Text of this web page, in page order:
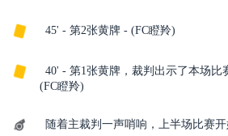
45' - 第2张黄牌 - (FC瞪羚)
40' - 第1张黄牌，裁判出示了本场比
(FC瞪羚)
随着主裁判一声哨响，上半场比赛